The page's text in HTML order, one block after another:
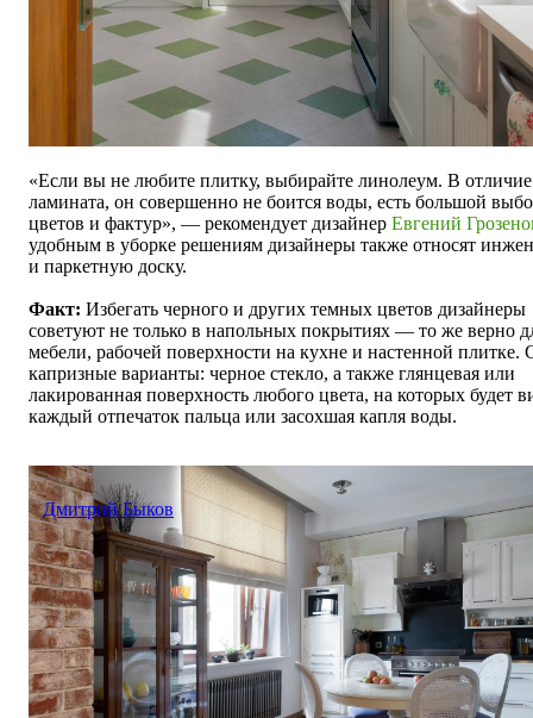
«Если вы не любите плитку, выбирайте линолеум. В
ламината, он совершенно не боится воды, есть большой
цветов и фактур», — рекомендует дизайнер Евгений
удобным в уборке решениям дизайнеры также относят
и паркетную доску.
Факт: Избегать черного и других темных цветов дизайнеры
советуют не только в напольных покрытиях — то же верно
мебели, рабочей поверхности на кухне и настенной плитке.
капризные варианты: черное стекло, а также глянцевая или
лакированная поверхность любого цвета, на которых будет
каждый отпечаток пальца или засохшая капля воды.
Дмитрий Быков